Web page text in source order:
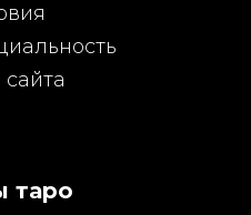
сайта
таро